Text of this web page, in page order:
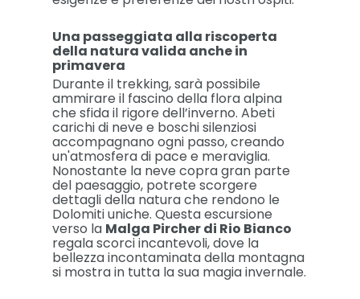
Una passeggiata alla riscoperta
della natura valida anche in
primavera
Durante il trekking, sarà possibile
ammirare il fascino della flora alpina
che sfida il rigore dell’inverno. Abeti
carichi di neve e boschi silenziosi
accompagnano ogni passo, creando
un'atmosfera di pace e meraviglia.
Nonostante la neve copra gran parte
del paesaggio, potrete scorgere
dettagli della natura che rendono le
Dolomiti uniche. Questa escursione
verso la Malga Pircher di Rio Bianco
regala scorci incantevoli, dove la
bellezza incontaminata della montagna
si mostra in tutta la sua magia invernale.